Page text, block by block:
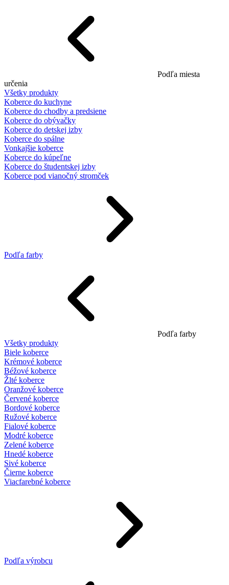
Podľa miesta
určenia
Všetky produkty
Koberce do kuchyne
Koberce do chodby a predsiene
Koberce do obývačky
Koberce do detskej izby
Koberce do spálne
Vonkajšie koberce
Koberce do kúpeľne
Koberce do študentskej izby
Koberce pod vianočný stromček
Podľa farby
Podľa farby
Všetky produkty
Biele koberce
Krémové koberce
Béžové koberce
Žlté koberce
Oranžové koberce
Červené koberce
Bordové koberce
Ružové koberce
Fialové koberce
Modré koberce
Zelené koberce
Hnedé koberce
Sivé koberce
Čierne koberce
Viacfarebné koberce
Podľa výrobcu